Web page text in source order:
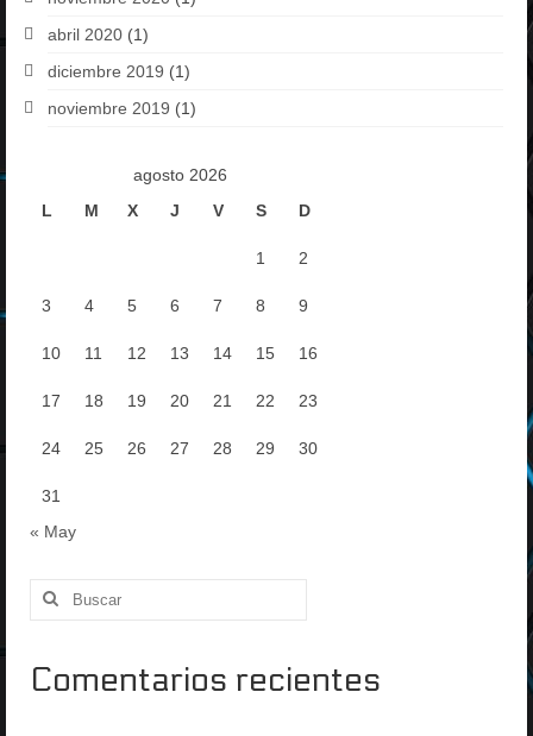
abril 2020 (1)
diciembre 2019 (1)
noviembre 2019 (1)
agosto 2026
L
M X J V S D
1 2
3 4 5 6 7 8 9
10 11 12 13 14 15 16
17 18 19 20 21 22 23
24 25 26 27 28 29 30
31
« May
Buscar
Comentarios recientes